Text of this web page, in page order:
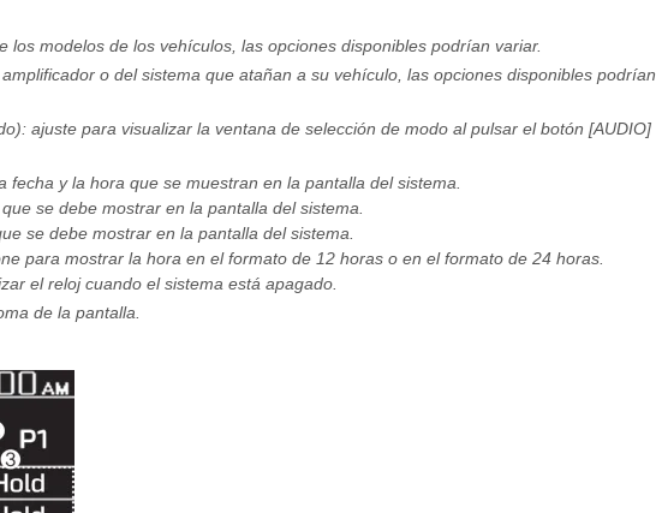
los modelos de los vehículos, las opciones disponibles podrían variar.
o del sistema que atañan a su vehículo, las opciones disponibles podrían
ajuste para visualizar la ventana de selección de modo al pulsar el botón [AUDIO]
y la hora que se muestran en la pantalla del sistema.
se debe mostrar en la pantalla del sistema.
se debe mostrar en la pantalla del sistema.
para mostrar la hora en el formato de 12 horas o en el formato de 24 horas.
el reloj cuando el sistema está apagado.
de la pantalla.